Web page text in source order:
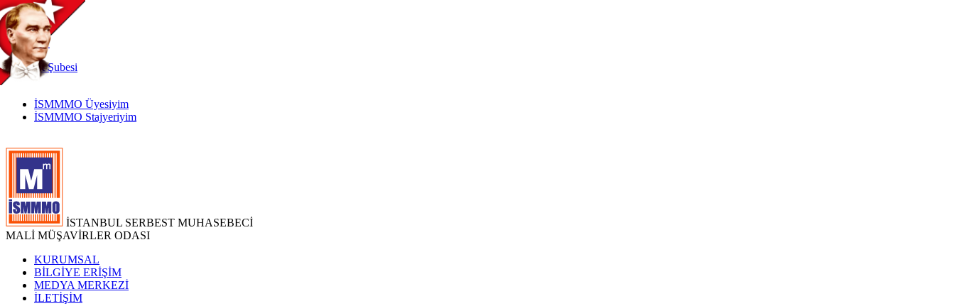
TR
|
EN
İnternetŞubesi
İSMMMO Üyesiyim
İSMMMO Stajyeriyim
İSTANBUL SERBEST MUHASEBECİ
MALİ MÜŞAVİRLER ODASI
KURUMSAL
BİLGİYE ERİŞİM
MEDYA MERKEZİ
İLETİŞİM